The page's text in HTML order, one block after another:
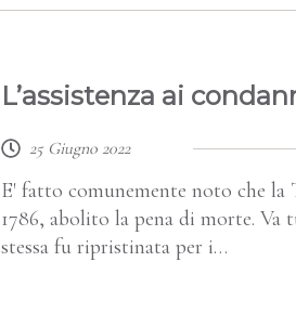
L’assistenza ai
25 Giugno 2022
E' fatto comunemente noto che la
1786, abolito la pena di morte.
stessa fu ripristinata per i…